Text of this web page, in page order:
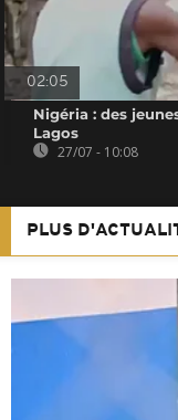
02:05
Nigéria : des
Lagos
27/07 - 10:08
PLUS